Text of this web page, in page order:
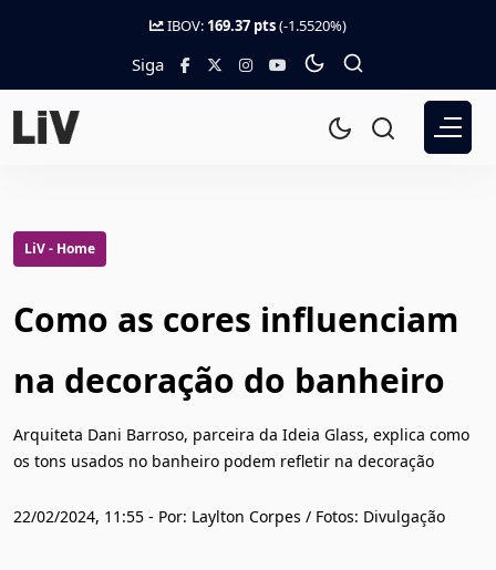
IBOV: 169.37 pts(-1.5520%)
Siga
LiV - Home
Como as cores influenciam
na decoração do banheiro
Arquiteta Dani Barroso, parceira da Ideia Glass, explica como
os tons usados no banheiro podem refletir na decoração
22/02/2024, 11:55 - Por: Laylton Corpes / Fotos: Divulgação